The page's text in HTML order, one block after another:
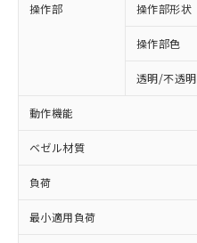
操作部 操作部形状
操作部色
透明/不透明
動作機能
ベゼル材質
負荷
最小適用負荷